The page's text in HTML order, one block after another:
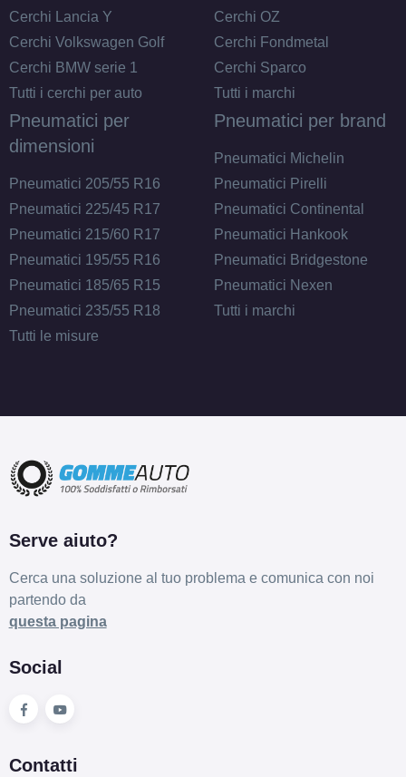
A 71db
Cerchi Lancia Y
Cerchi Volkswagen Golf
Cerchi BMW serie 1
Tutti i cerchi per auto
Cerchi OZ
Cerchi Fondmetal
Cerchi Sparco
Tutti i marchi
Pneumatici per
dimensioni
Pneumatici 205/55 R16
Pneumatici 225/45 R17
Pneumatici 215/60 R17
Pneumatici 195/55 R16
Pneumatici 185/65 R15
Pneumatici 235/55 R18
Tutti le misure
Pneumatici per brand
Pneumatici Michelin
Pneumatici Pirelli
Pneumatici Continental
Pneumatici Hankook
Pneumatici Bridgestone
Pneumatici Nexen
Tutti i marchi
Serve aiuto?
Cerca una soluzione al tuo problema e comunica con noi
partendo da
questa pagina
Social
Contatti